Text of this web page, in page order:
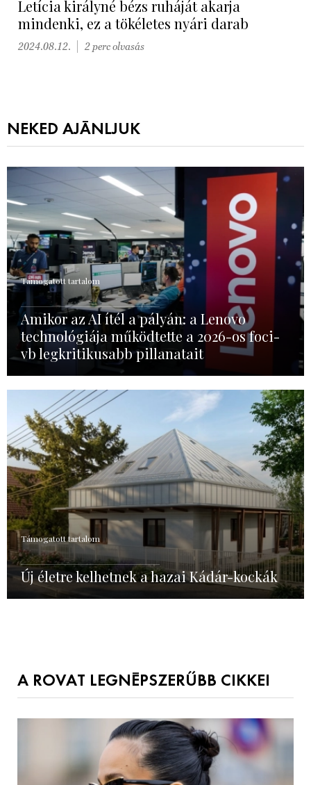
Letícia királyné bézs ruháját akarja
mindenki, ez a tökéletes nyári darab
2024.08.12. 2 perc olvasás
NEKED AJÁNLJUK
Támogatott tartalom
Amikor az AI ítél a pályán: a Lenovo
technológiája működtette a 2026-os foci-
vb legkritikusabb pillanatait
Támogatott tartalom
Új életre kelhetnek a hazai Kádár-kockák
A ROVAT LEGNÉPSZERŰBB CIKKEI